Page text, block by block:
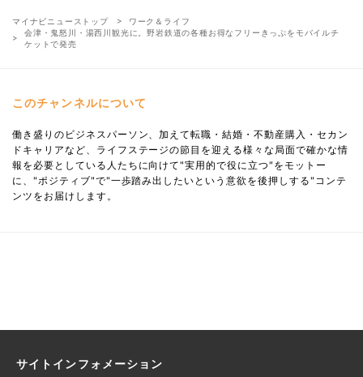
マイナビニューストップ
ワーク＆ライフ
会津・鬼怒川・湯西川観光に。野岩鉄道の各種お得なフリーきっぷをモバイルチ
ケットで発売
このチャンネルについて
働き盛りのビジネスパーソン、加えて転職・結婚・不動産購入・セカン
ドキャリアなど、ライフステージの節目を迎える様々な局面で確かな情
報を必要としている人たちに向けて"実用的で役に立つ"をモットー
に、"ポジティブ"で"一歩踏み出したいという意欲を後押しする"コンテ
ンツをお届けします。
サイトインフォメーション